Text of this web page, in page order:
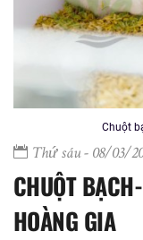
Chuột
Thứ sáu - 08/03/
CHUỘT
HOÀNG GIA